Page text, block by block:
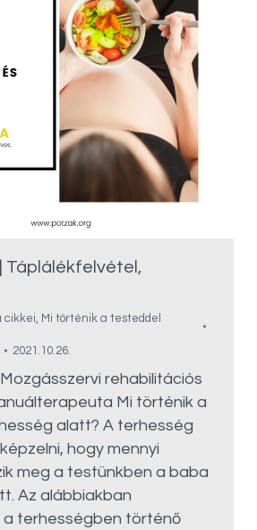
Táplálékfelvétel,
cikkei, Mi történik a testeddel
2021.10.26.
Mozgásszervi rehabilitációs
Mi történik a
alatt? A terhesség
hogy mennyi
meg a testünkben a baba
Az alábbiakban
a terhességben történő